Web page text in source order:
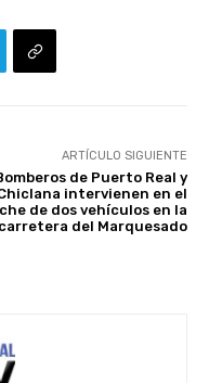
ARTÍCULO SIGUIENTE
de Puerto Real y
intervienen en el
de dos vehículos en la
carretera del Marquesado